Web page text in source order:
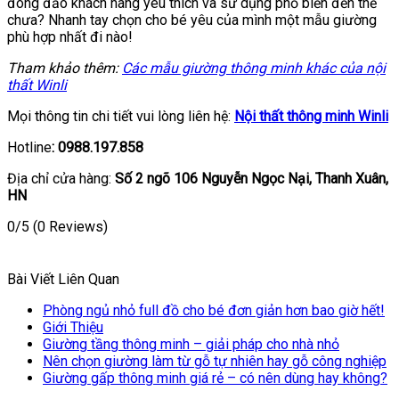
chưa? Nhanh tay chọn cho bé yêu của mình một mẫu giường
phù hợp nhất đi nào!
Tham khảo thêm: Các mẫu giường thông minh khác của nội
thất Winli
Mọi thông tin chi tiết vui lòng liên hệ: Nội thất thông minh Winli
Hotline: 0988.197.858
Địa chỉ cửa hàng: Số 2 ngõ 106 Nguyễn Ngọc Nại, Thanh Xuân,
HN
0/5 (0 Reviews)
Bài Viết Liên Quan
Phòng ngủ nhỏ full đồ cho bé đơn giản hơn bao giờ hết!
Giới Thiệu
Giường tầng thông minh – giải pháp cho nhà nhỏ
Nên chọn giường làm từ gỗ tự nhiên hay gỗ công nghiệp
Giường gấp thông minh giá rẻ – có nên dùng hay không?